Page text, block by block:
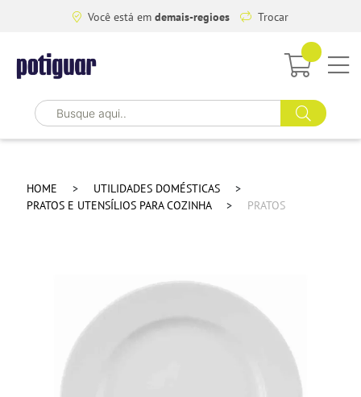
Você está em demais-regioes Trocar
HOME
UTILIDADES DOMÉSTICAS
PRATOS E UTENSÍLIOS PARA COZINHA
PRATOS